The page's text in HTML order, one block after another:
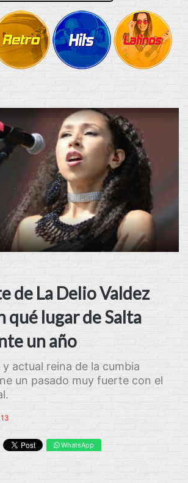
de La Delio Valdez
qué lugar de Salta
un año
y actual reina de la cumbia
un pasado muy fuerte con el
13
WhatsApp